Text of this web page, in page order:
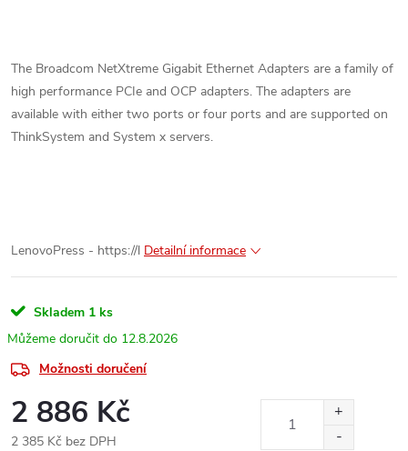
The Broadcom NetXtreme Gigabit Ethernet Adapters are a family of
high performance PCIe and OCP adapters. The adapters are
available with either two ports or four ports and are supported on
ThinkSystem and System x servers.
LenovoPress - https://l Detailní informace
Skladem 1 ks
12.8.2026
Možnosti doručení
2 886 Kč
2 385 Kč bez DPH